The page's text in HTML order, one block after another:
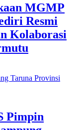
MGMP
Resmi
Kolaborasi
Pimpin